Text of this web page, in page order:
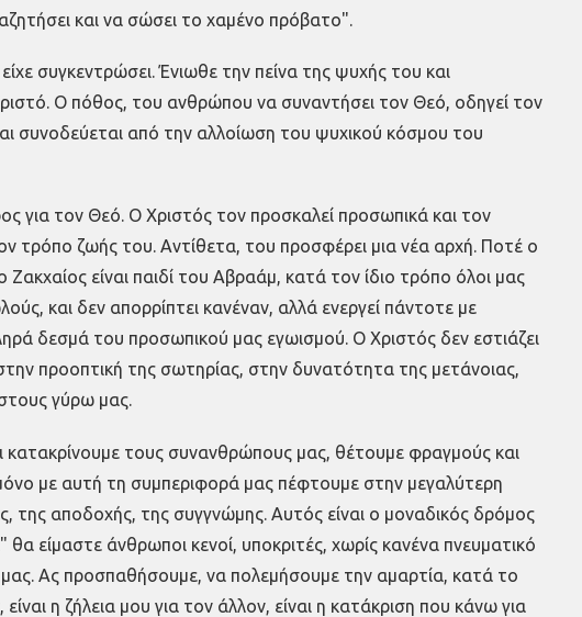
και να σώσει το χαμένο πρόβατο".
συγκεντρώσει. Ένιωθε την πείνα της ψυχής του και
Ο πόθος, του ανθρώπου να συναντήσει τον Θεό, οδηγεί τον
από την αλλοίωση του ψυχικού κόσμου του
για τον Θεό. Ο Χριστός τον προσκαλεί προσωπικά και τον
τρόπο ζωής του. Αντίθετα, του προσφέρει μια νέα αρχή. Ποτέ ο
είναι παιδί του Αβραάμ, κατά τον ίδιο τρόπο όλοι μας
και δεν απορρίπτει κανέναν, αλλά ενεργεί πάντοτε με
δεσμά του προσωπικού μας εγωισμού. Ο Χριστός δεν εστιάζει
προοπτική της σωτηρίας, στην δυνατότητα της μετάνοιας,
γύρω μας.
κατακρίνουμε τους συνανθρώπους μας, θέτουμε φραγμούς και
με αυτή τη συμπεριφορά μας πέφτουμε στην μεγαλύτερη
της αποδοχής, της συγγνώμης. Αυτός είναι ο μοναδικός δρόμος
είμαστε άνθρωποι κενοί, υποκριτές, χωρίς κανένα πνευματικό
Ας προσπαθήσουμε, να πολεμήσουμε την αμαρτία, κατά το
η ζήλεια μου για τον άλλον, είναι η κατάκριση που κάνω για